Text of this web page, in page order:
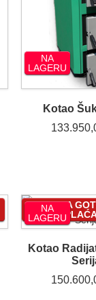
NA
LAGERU
Kotao
-5% ZA
NA
LAGERU
Kotao